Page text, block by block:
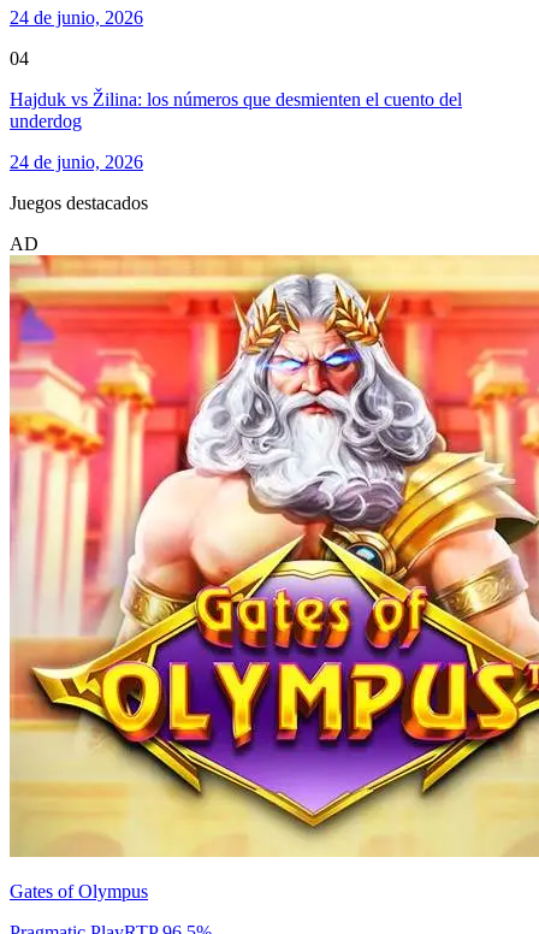
24 de junio, 2026
04
Hajduk vs Žilina: los números que desmienten el cuento del
underdog
24 de junio, 2026
Juegos destacados
AD
Gates of Olympus